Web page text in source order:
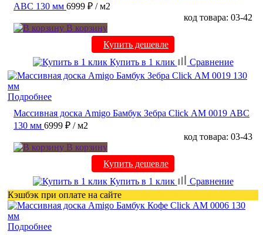
ABC 130 мм 6999 ₽ / м2
код товара: 03-42
В корзину
Купить дешевле
Купить в 1 клик
Сравнение
Подробнее
Массивная доска Amigo Бамбук Зебра Click АМ 0019 ABC
130 мм 6999 ₽ / м2
код товара: 03-43
В корзину
Купить дешевле
Купить в 1 клик
Сравнение
Кэшбэк при оплате на сайте
Подробнее